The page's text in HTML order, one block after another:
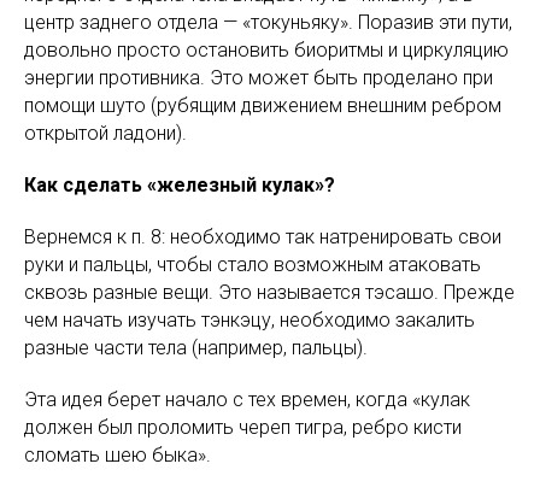
центр заднего отдела — «токуньяку». Поразив эти пути,
довольно просто остановить биоритмы и циркуляцию
энергии противника. Это может быть проделано при
помощи шуто (рубящим движением внешним ребром
открытой ладони).
Как сделать «железный кулак»?
Вернемся к п. 8: необходимо так натренировать свои
руки и пальцы, чтобы стало возможным атаковать
сквозь разные вещи. Это называется тэсашо. Прежде
чем начать изучать тэнкэцу, необходимо закалить
разные части тела (например, пальцы).
Эта идея берет начало с тех времен, когда «кулак
должен был проломить череп тигра, ребро кисти
сломать шею быка».